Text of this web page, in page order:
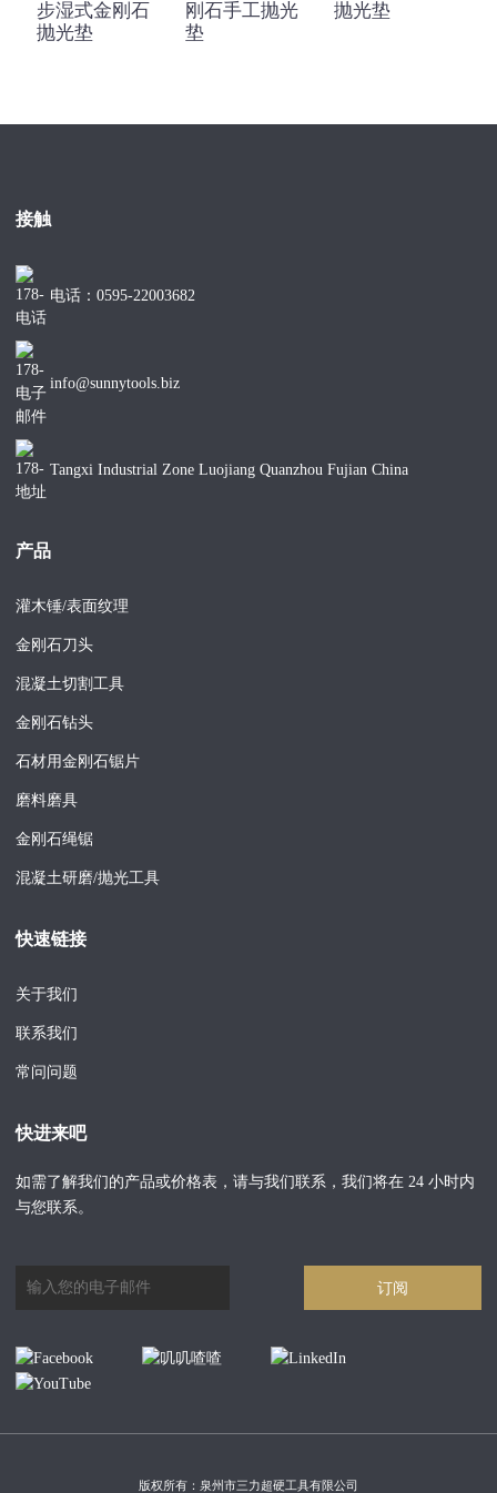
步湿式金刚石
抛光垫
刚石手工抛光
垫
抛光垫
接触
电话：0595-22003682
info@sunnytools.biz
Tangxi Industrial Zone Luojiang Quanzhou Fujian China
产品
灌木锤/表面纹理
金刚石刀头
混凝土切割工具
金刚石钻头
石材用金刚石锯片
磨料磨具
金刚石绳锯
混凝土研磨/抛光工具
快速链接
关于我们
联系我们
常问问题
快进来吧
如需了解我们的产品或价格表，请与我们联系，我们将在 24 小时内
与您联系。
订阅
版权所有：泉州市三力超硬工具有限公司